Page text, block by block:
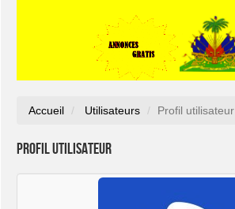
Accueil Utilisateurs Profil utilisateur
Profil utilisateur